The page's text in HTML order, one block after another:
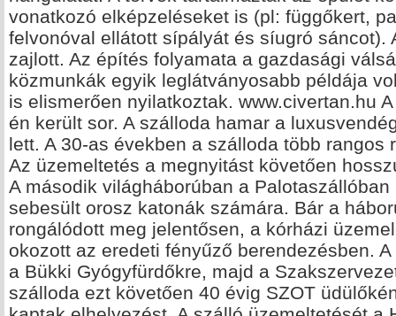
vonatkozó elképzeléseket is (pl: függőkert,
felvonóval ellátott sípályát és síugró sáncot).
zajlott. Az építés folyamata a gazdasági
közmunkák egyik leglátványosabb példája
is elismerően nyilatkoztak. www.civertan.hu
én került sor. A szálloda hamar a
lett. A 30-as években a szálloda több rangos
Az üzemeltetés a megnyitást követően
A második világháborúban a
sebesült orosz katonák számára. Bár a
rongálódott meg jelentősen, a kórházi
okozott az eredeti fényűző berendezésben.
a Bükki Gyógyfürdőkre, majd a
szálloda ezt követően 40 évig SZOT